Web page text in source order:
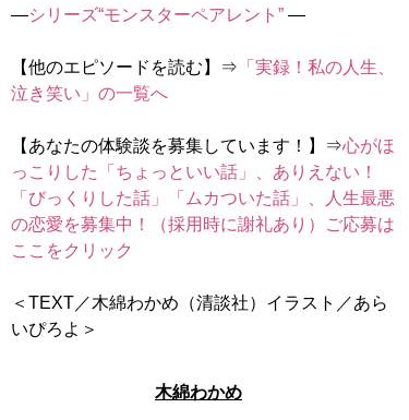
―シリーズ“モンスターペアレント” ―
【他のエピソードを読む】⇒ 「実録！私の人生、
泣き笑い」の一覧へ
【あなたの体験談を募集しています！】⇒心がほ
っこりした「ちょっといい話」、ありえない！
「びっくりした話」「ムカついた話」、人生最悪
の恋愛を募集中！（採用時に謝礼あり）ご応募は
ここをクリック
＜TEXT／木綿わかめ（清談社）イラスト／あら
いぴろよ＞
木綿わかめ